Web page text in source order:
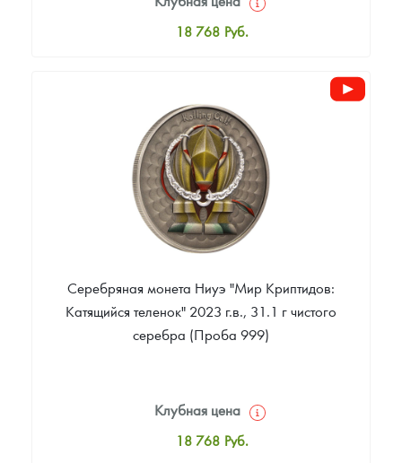
18 768 Руб.
Цена выкупа
Звоните
Серебряная монета Ниуэ "Мир Криптидов:
Катящийся теленок" 2023 г.в., 31.1 г чистого
серебра (Проба 999)
Клубная цена
18 768 Руб.